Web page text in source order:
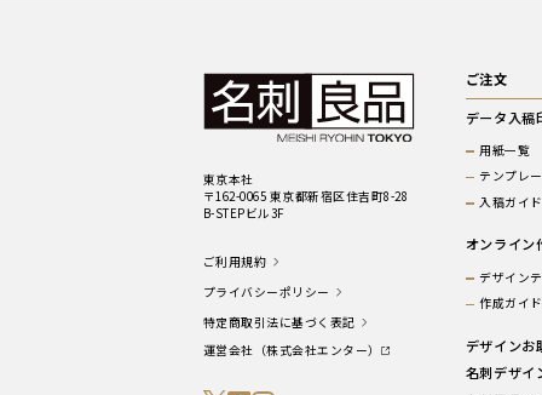
東京本社
〒162-0065 東京都新宿区住吉町8-28
B-STEPビル3F
ご利用規約
プライバシーポリシー
特定商取引法に基づく表記
運営会社（株式会社エンター）
ご注文
データ入稿
用紙一覧
テンプレ
入稿ガイド
オンライン
デザイン
作成ガイド
デザインお
名刺デザイ